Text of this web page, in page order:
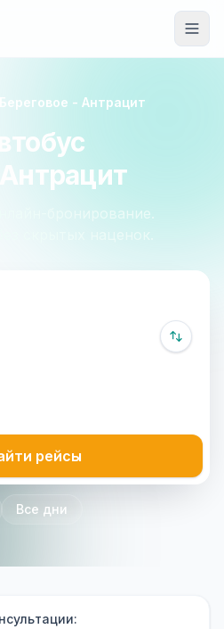
Береговое - Антрацит
Антрацит
бронирование.
скрытых наценок.
рейсы
Все дни